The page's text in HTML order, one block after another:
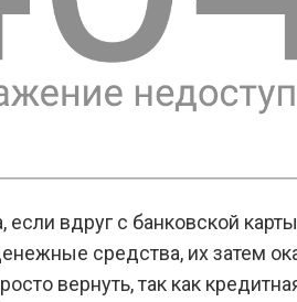
если вдруг с банковской
средства, их затем
вернуть, так как